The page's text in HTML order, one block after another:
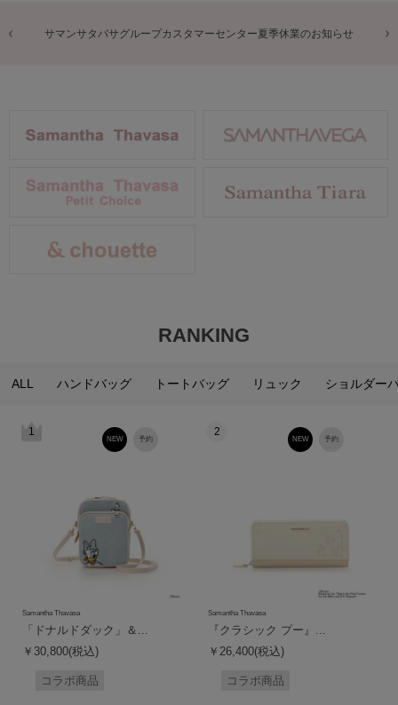
商品に関するお詫びとお知らせ
RANKING
ALL ハンドバッグ トートバッグ リュック ショルダー
1
予約
NEW
Samantha Thavasa
「ドナルドダック」＆...
￥30,800(税込)
コラボ商品
2
予約
NEW
Samantha Thavasa
『クラシック プー』...
￥26,400(税込)
コラボ商品